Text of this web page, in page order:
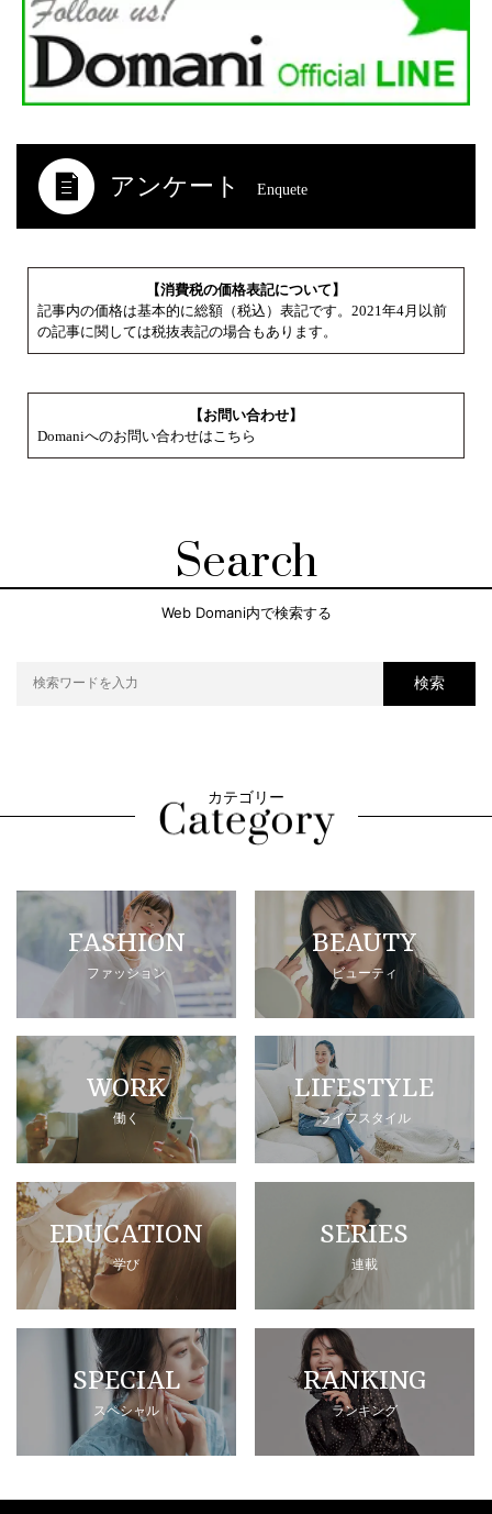
アンケート Enquete
【消費税の価格表記について】
記事内の価格は基本的に総額（税込）表記です。2021年4月以前
の記事に関しては税抜表記の場合もあります。
【お問い合わせ】
Domaniへのお問い合わせはこちら
Search
Web Domani内で検索する
検索
カテゴリー
FASHION
ファッション
BEAUTY
ビューティ
WORK
働く
LIFESTYLE
ライフスタイル
EDUCATION
学び
SERIES
連載
SPECIAL
スペシャル
RANKING
ランキング